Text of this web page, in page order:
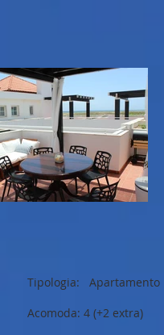
Tipologia: Apartamento
Acomoda: 4 (+2 extra)